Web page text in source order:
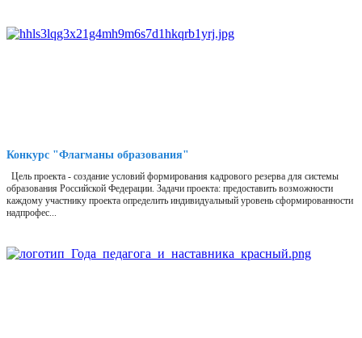
Конкурс "Флагманы образования"
Цель проекта - создание условий формирования кадрового резерва для системы
образования Российской Федерации. Задачи проекта: предоставить возможности
каждому участнику проекта определить индивидуальный уровень сформированности
надпрофес...